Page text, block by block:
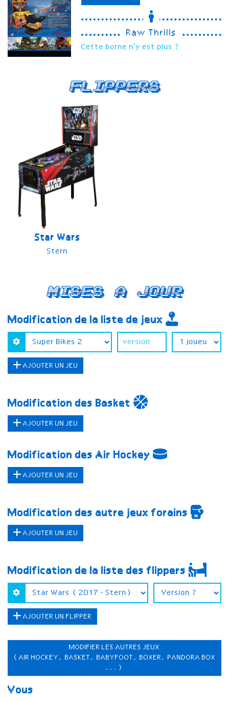
Raw Thrills
Cette borne n'y est plus ?
Flippers
Star Wars
Stern
Mises a jour
Modification de la liste de jeux
AJOUTER UN JEU
Modification des Basket
AJOUTER UN JEU
Modification des Air Hockey
AJOUTER UN JEU
Modification des autre jeux forains
AJOUTER UN JEU
Modification de la liste des flippers
AJOUTER UN FLIPPER
MODIFIER LES AUTRES JEUX
(AIR HOCKEY, BASKET, BABYFOOT, BOXER, PANDORA BOX
...)
Vous